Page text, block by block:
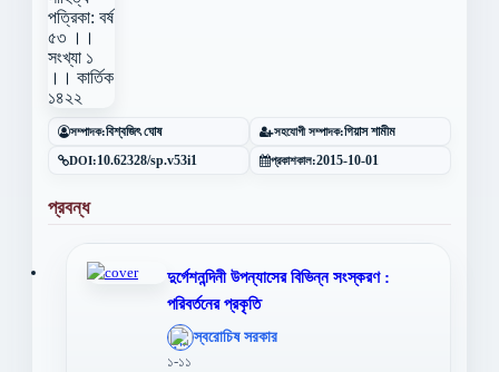
সম্পাদক:বিশ্বজিৎ ঘোষ সহযোগী সম্পাদক:গিয়াস শামীম
DOI:10.62328/sp.v53i1 প্রকাশকাল:2015-10-01
প্রবন্ধ
দুর্গেশনন্দিনী উপন্যাসের বিভিন্ন সংস্করণ :
পরিবর্তনের প্রকৃতি
';
};">
স্বরোচিষ সরকার
১-১১